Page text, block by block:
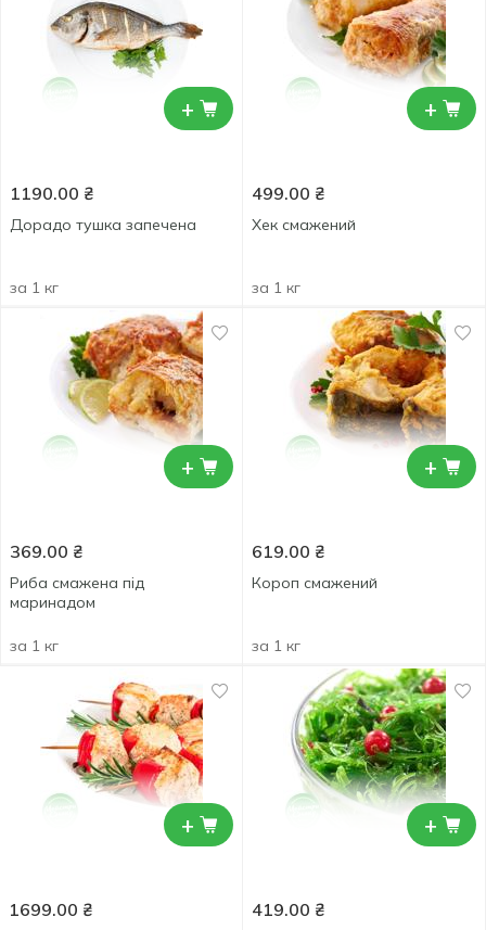
+
1190.00 ₴
Дорадо тушка запечена
за 1 кг
+
499.00 ₴
Хек смажений
за 1 кг
+
369.00 ₴
Риба смажена під
маринадом
за 1 кг
+
619.00 ₴
Короп смажений
за 1 кг
+
1699.00 ₴
+
419.00 ₴